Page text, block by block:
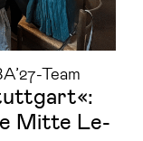
Team
Mitte Le­